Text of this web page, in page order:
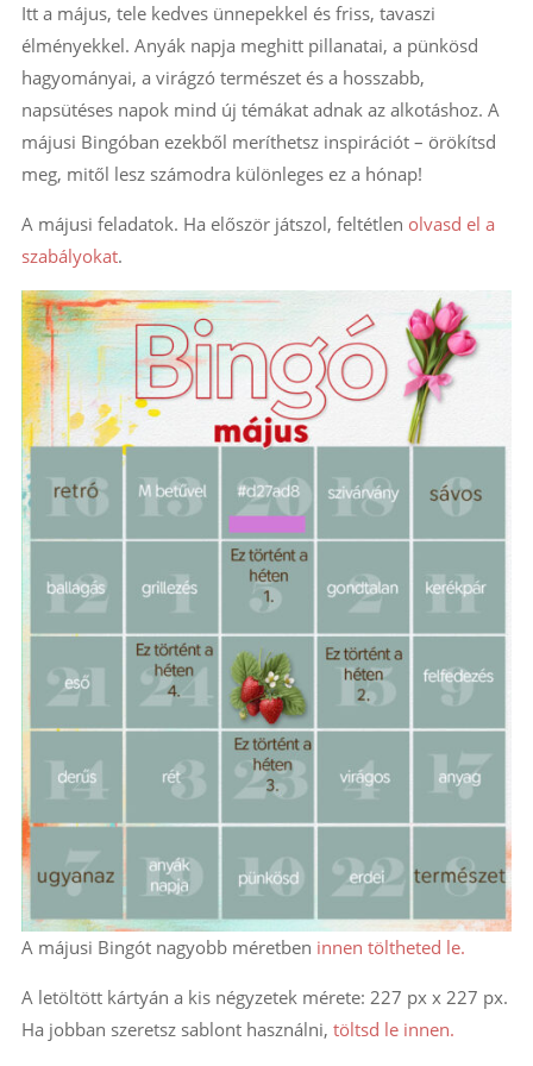
Itt a május, tele kedves ünnepekkel és friss, tavaszi
élményekkel. Anyák napja meghitt pillanatai, a pünkösd
hagyományai, a virágzó természet és a hosszabb,
napsütéses napok mind új témákat adnak az alkotáshoz. A
májusi Bingóban ezekből meríthetsz inspirációt – örökítsd
meg, mitől lesz számodra különleges ez a hónap!
A májusi feladatok. Ha először játszol, feltétlen olvasd el a
szabályokat.
A májusi Bingót nagyobb méretben innen töltheted le.
A letöltött kártyán a kis négyzetek mérete: 227 px x 227 px.
Ha jobban szeretsz sablont használni, töltsd le innen.